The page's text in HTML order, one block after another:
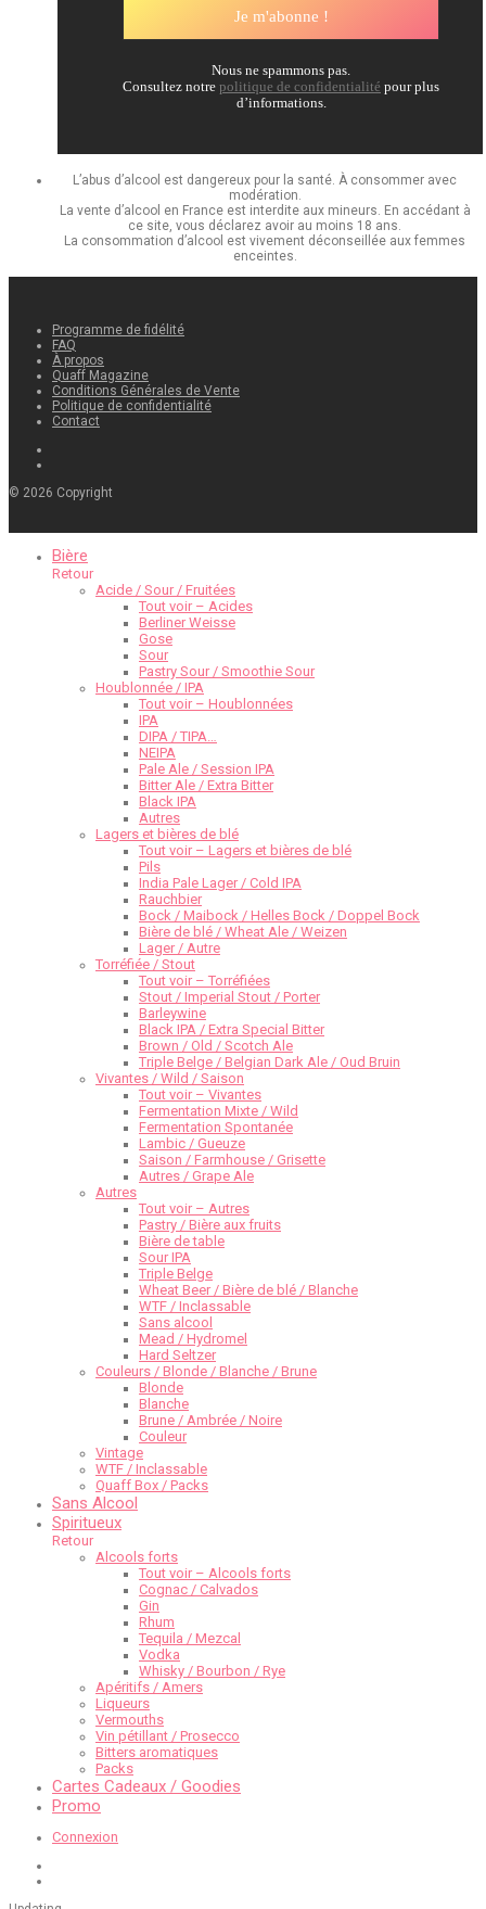
Nous ne spammons pas.
Consultez notre politique de confidentialité pour plus
d’informations.
L’abus d’alcool est dangereux pour la santé. À consommer avec
modération.
La vente d’alcool en France est interdite aux mineurs. En accédant à
ce site, vous déclarez avoir au moins 18 ans.
La consommation d’alcool est vivement déconseillée aux femmes
enceintes.
Programme de fidélité
FAQ
À propos
Quaff Magazine
Conditions Générales de Vente
Politique de confidentialité
Contact
© 2026 Copyright
Bière
Retour
Acide / Sour / Fruitées
Tout voir – Acides
Berliner Weisse
Gose
Sour
Pastry Sour / Smoothie Sour
Houblonnée / IPA
Tout voir – Houblonnées
IPA
DIPA / TIPA…
NEIPA
Pale Ale / Session IPA
Bitter Ale / Extra Bitter
Black IPA
Autres
Lagers et bières de blé
Tout voir – Lagers et bières de blé
Pils
India Pale Lager / Cold IPA
Rauchbier
Bock / Maibock / Helles Bock / Doppel Bock
Bière de blé / Wheat Ale / Weizen
Lager / Autre
Torréfiée / Stout
Tout voir – Torréfiées
Stout / Imperial Stout / Porter
Barleywine
Black IPA / Extra Special Bitter
Brown / Old / Scotch Ale
Triple Belge / Belgian Dark Ale / Oud Bruin
Vivantes / Wild / Saison
Tout voir – Vivantes
Fermentation Mixte / Wild
Fermentation Spontanée
Lambic / Gueuze
Saison / Farmhouse / Grisette
Autres / Grape Ale
Autres
Tout voir – Autres
Pastry / Bière aux fruits
Bière de table
Sour IPA
Triple Belge
Wheat Beer / Bière de blé / Blanche
WTF / Inclassable
Sans alcool
Mead / Hydromel
Hard Seltzer
Couleurs / Blonde / Blanche / Brune
Blonde
Blanche
Brune / Ambrée / Noire
Couleur
Vintage
WTF / Inclassable
Quaff Box / Packs
Sans Alcool
Spiritueux
Retour
Alcools forts
Tout voir – Alcools forts
Cognac / Calvados
Gin
Rhum
Tequila / Mezcal
Vodka
Whisky / Bourbon / Rye
Apéritifs / Amers
Liqueurs
Vermouths
Vin pétillant / Prosecco
Bitters aromatiques
Packs
Cartes Cadeaux / Goodies
Promo
Connexion